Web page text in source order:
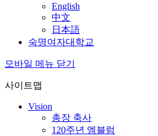
English
中文
日本語
숙명여자대학교
모바일 메뉴 닫기
사이트맵
Vision
총장 축사
120주년 엠블럼